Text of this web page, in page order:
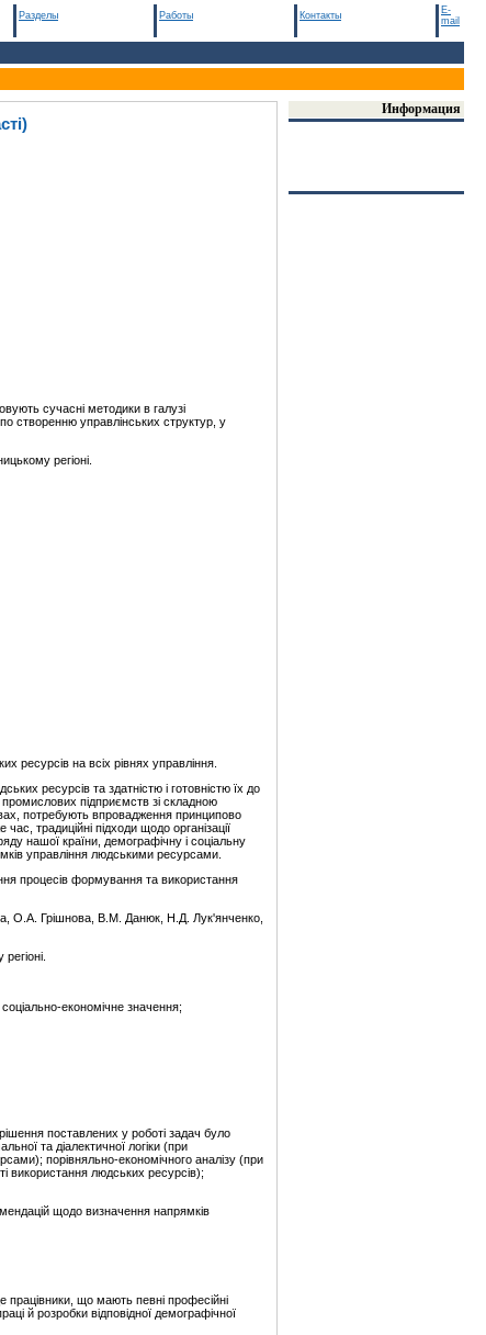
Разделы Работы Контакты
E-
mail
сучасні методики в галузі
по створенню управлінських структур, у
регіоні.
ресурсів на всіх рівнях управління.
ресурсів та здатністю і готовністю їх до
підприємств зі складною
потребують впровадження принципово
традиційні підходи щодо організації
нашої країни, демографічну і соціальну
управління людськими ресурсами.
процесів формування та використання
О.А. Грішнова, В.М. Данюк, Н.Д. Лук'янченко,
економічне значення;
поставлених у роботі задач було
та діалектичної логіки (при
порівняльно-економічного аналізу (при
використання людських ресурсів);
щодо визначення напрямків
працівники, що мають певні професійні
й розробки відповідної демографічної
Информация